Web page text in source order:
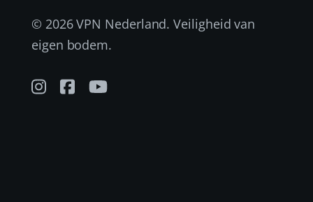
© 2026 VPN Nederland. Veiligheid van
eigen bodem.